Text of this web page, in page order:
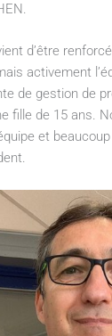
d’être
activement
de gestion de
fille de 15 ans.
et